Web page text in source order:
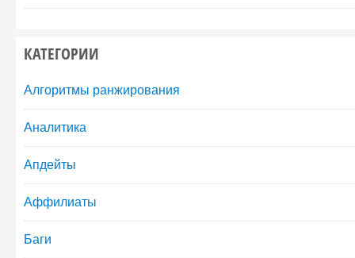
КАТЕГОРИИ
Алгоритмы ранжирования
Аналитика
Апдейты
Аффилиаты
Баги